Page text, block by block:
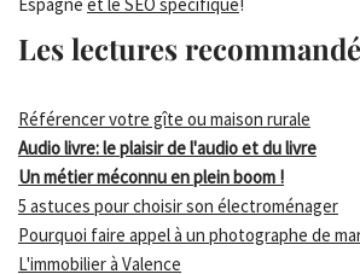
Les lectures
Référencer votre gîte ou maison rurale
Audio livre: le plaisir de l'audio et du livre
Un métier méconnu en plein boom !
5 astuces pour choisir son électroménager
Pourquoi faire appel à un photographe de
L'immobilier à Valence